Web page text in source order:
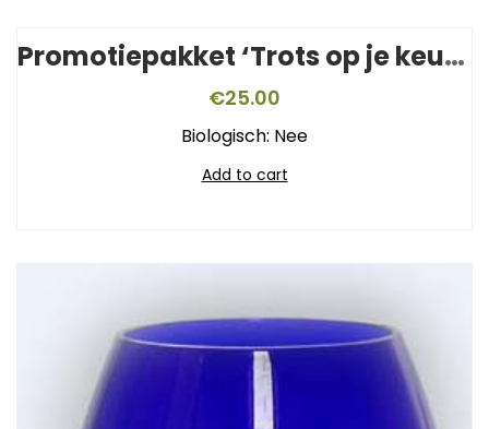
Promotiepakket ‘Trots op je keurmerk’
€25.00
Biologisch: Nee
Add to cart